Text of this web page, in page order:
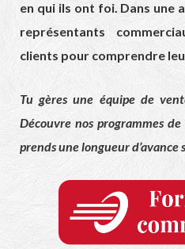
en qui ils ont foi. Dans une
représentants
clients pour comprendre
Tu gères une équipe de
Découvre nos programmes
prends une longueur d’avance